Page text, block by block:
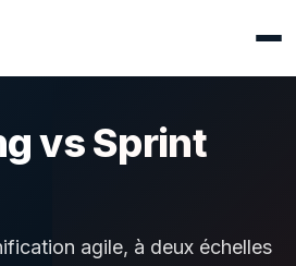
vs Sprint
agile, à deux échelles